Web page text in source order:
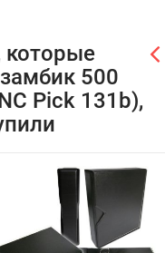
которые
500
Pick 131b),